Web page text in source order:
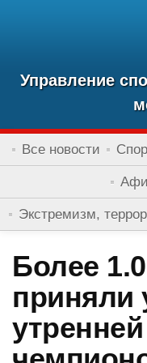
Управление
Все новости
Экстремизм,
Более
приняли